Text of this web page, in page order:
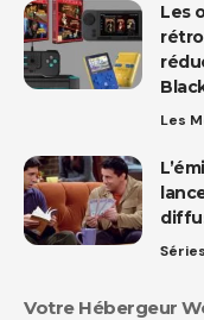
Les
Les
Votre Hébergeur